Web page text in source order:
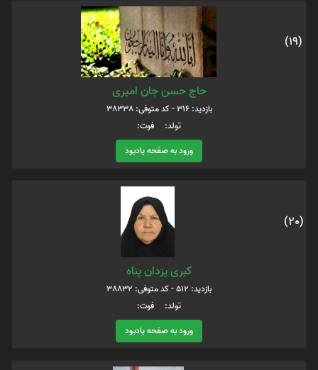
(19)
حاج حسن جان امیری
بازدید: 316 - کد متوفی: 38338
تولد: فوت:
ورود به صفحه یادبود
(20)
کبری یزدان پناه
بازدید: 512 - کد متوفی: 38832
تولد: فوت:
ورود به صفحه یادبود